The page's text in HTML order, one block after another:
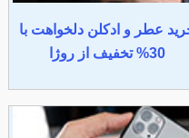
عطر و ادکلن دلخواهت با
30% تخفیف از روژا